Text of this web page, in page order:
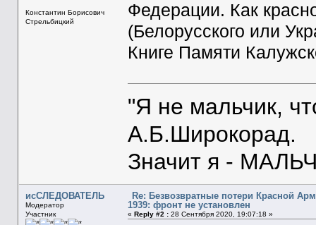
Константин Борисович
Стрельбицкий
Федерации. Как
(Белорусского или
Книге Памяти
"Я не мальчик,
А.Б.Широкорад.
Значит я -
исСЛЕДОВАТЕЛЬ
Модератор
Участник
Re: Безвозвратные потери Красной
1939: фронт не установлен
« Reply #2 :28 Сентября 2020, 19:07:18 »